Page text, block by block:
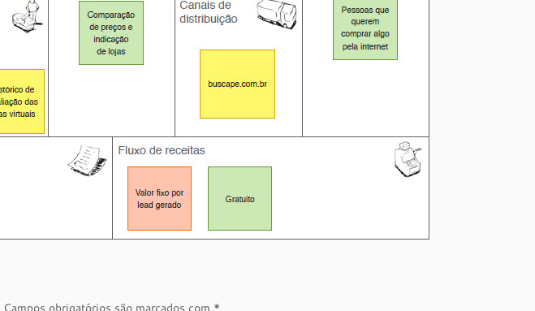
Campos obrigatórios são marcados com *